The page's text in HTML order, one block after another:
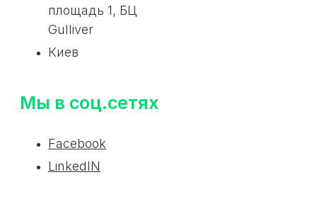
площадь 1, БЦ
Gulliver
Киев
Мы в соц.сетях
Facebook
LinkedIN